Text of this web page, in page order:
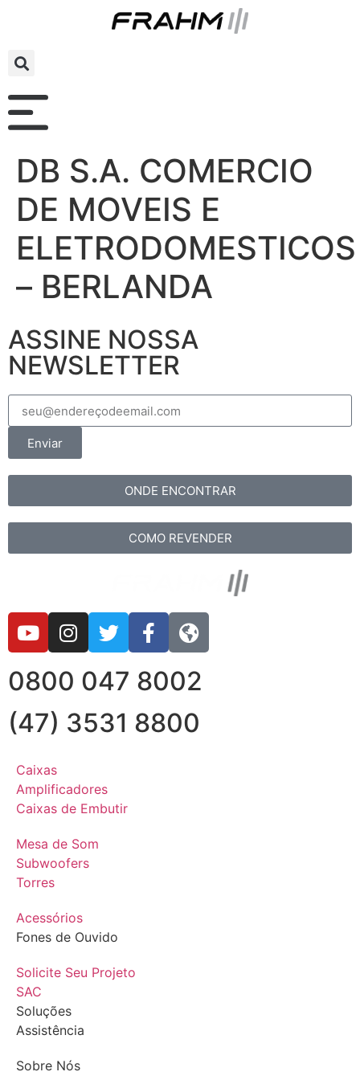
DB S.A. COMERCIO
DE MOVEIS E
ELETRODOMESTICOS
– BERLANDA
ASSINE NOSSA
NEWSLETTER
Enviar
ONDE ENCONTRAR
COMO REVENDER
0800 047 8002
(47) 3531 8800
Caixas
Amplificadores
Caixas de Embutir
Mesa de Som
Subwoofers
Torres
Acessórios
Fones de Ouvido
Solicite Seu Projeto
SAC
Soluções
Assistência
Sobre Nós